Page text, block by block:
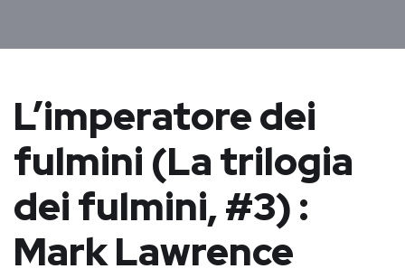
L’imperatore dei
fulmini (La trilogia
dei fulmini, #3) :
Mark Lawrence